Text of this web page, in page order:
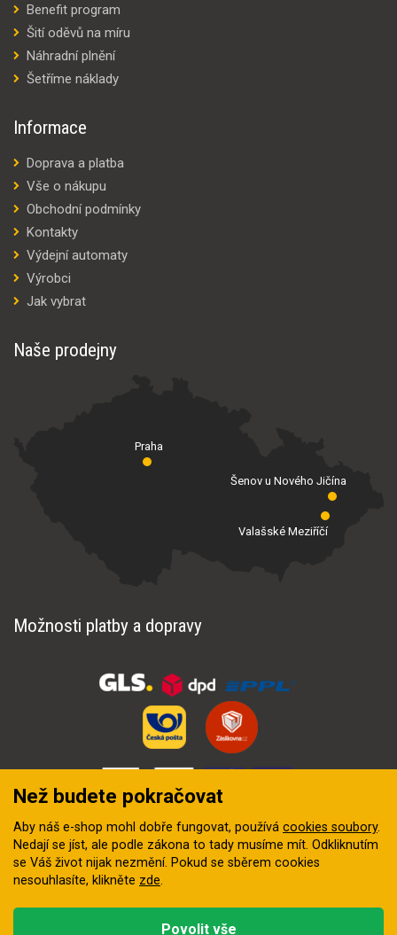
Benefit program
Šití oděvů na míru
Náhradní plnění
Šetříme náklady
Informace
Doprava a platba
Vše o nákupu
Obchodní podmínky
Kontakty
Výdejní automaty
Výrobci
Jak vybrat
Naše prodejny
Praha
Valašské Meziříčí
Šenov u Nového Jičína
Možnosti platby a dopravy
Než budete pokračovat
Aby náš e-shop mohl dobře fungovat, používá cookies soubory.
Nedají se jíst, ale podle zákona to tady musíme mít. Odkliknutím
se Váš život nijak nezmění. Pokud se sběrem cookies
nesouhlasíte, klikněte zde.
Povolit vše